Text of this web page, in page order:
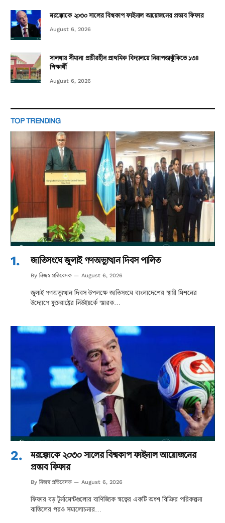
মরক্কোকে ২০৩০ সালের বিশ্বকাপ ফাইনাল আয়োজনের প্রস্তাব ফিফার
August 6, 2026
সালথায় সীমানা প্রাচীরহীন প্রাথমিক বিদ্যালয়ে নিরাপত্তাঝুঁকিতে ১৩৪
শিক্ষার্থী
August 6, 2026
TOP TRENDING
জাতিসংঘে জুলাই গণঅভ্যুত্থান দিবস পালিত
By নিজস্ব প্রতিবেদক August 6, 2026
জুলাই গণঅভ্যুত্থান দিবস উপলক্ষে জাতিসংঘে বাংলাদেশের স্থায়ী মিশনের
উদ্যোগে যুক্তরাষ্ট্রের নিউইয়র্কে স্মারক…
মরক্কোকে ২০৩০ সালের বিশ্বকাপ ফাইনাল আয়োজনের
প্রস্তাব ফিফার
By নিজস্ব প্রতিবেদক August 6, 2026
ফিফার বড় টুর্নামেন্টগুলোর বাণিজ্যিক স্বত্বের একটি অংশ বিক্রির পরিকল্পনা
বাতিলের পরও সমালোচনার…